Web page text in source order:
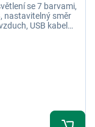
se 7 barvami,
nastavitelný směr
USB kabel